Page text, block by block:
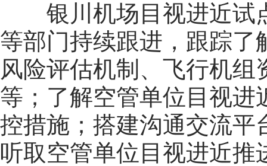
银川机场目视进近试
等部门持续跟进，跟踪了
风险评估机制、飞行机
等；了解空管单位目视进
控措施；搭建沟通交流平
听取空管单位目视进近